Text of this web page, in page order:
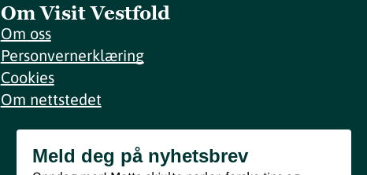
Om Visit Vestfold
Om oss
Personvernerklæring
Cookies
Om nettstedet
Meld deg på nyhetsbrev
Meld deg på nyhetsbrev